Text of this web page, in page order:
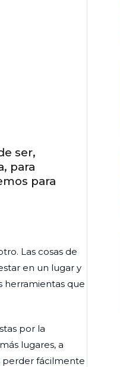
ser,
para
para
Las cosas de
en un lugar y
herramientas que
por la
lugares, a
perder fácilmente